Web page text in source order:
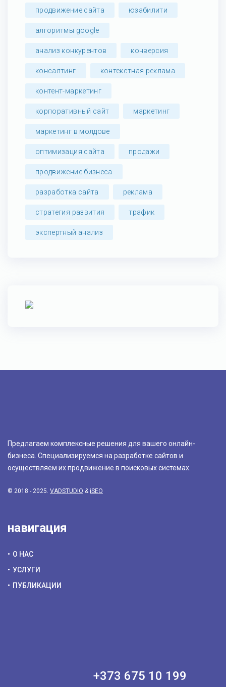
продвижение сайта юзабилити
алгоритмы google
анализ конкурентов конверсия
консалтинг контекстная реклама
контент-маркетинг
корпоративный сайт маркетинг
маркетинг в молдове
оптимизация сайта продажи
продвижение бизнеса
разработка сайта реклама
стратегия развития трафик
экспертный анализ
Предлагаем комплексные решения для вашего онлайн-
бизнеса. Специализируемся на разработке сайтов и
осуществляем их продвижение в поисковых системах.
© 2018 - 2025. VADSTUDIO & iSEO
навигация
О НАС
УСЛУГИ
ПУБЛИКАЦИИ
+373 675 10 199